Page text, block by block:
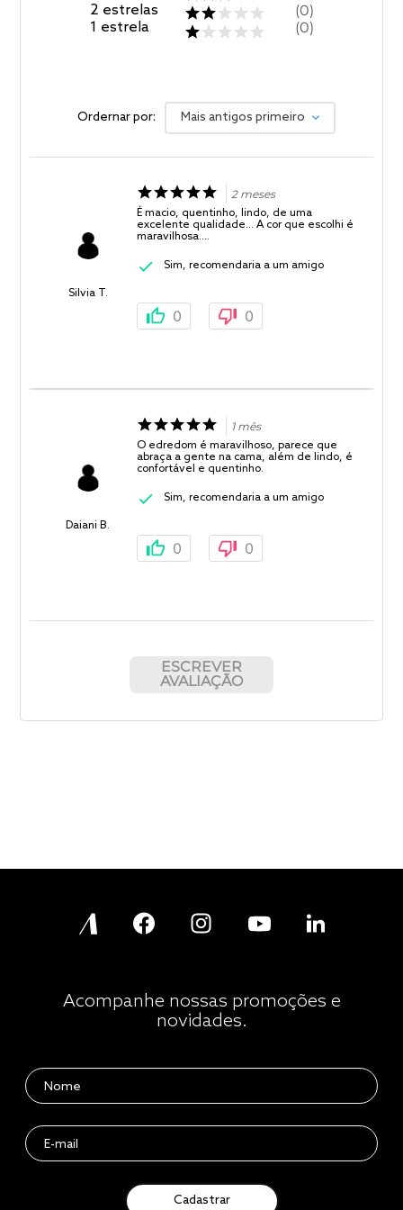
2 estrelas
1 estrela
0
0
Ordernar por: Mais antigos primeiro
Silvia T.
2 meses
É macio, quentinho, lindo, de uma
excelente qualidade... A cor que escolhi é
maravilhosa....
Sim, recomendaria a um amigo
0 0
Daiani B.
1 mês
O edredom é maravilhoso, parece que
abraça a gente na cama, além de lindo, é
confortável e quentinho.
Sim, recomendaria a um amigo
0 0
ESCREVER
AVALIAÇÃO
Acompanhe nossas promoções e
novidades.
Cadastrar